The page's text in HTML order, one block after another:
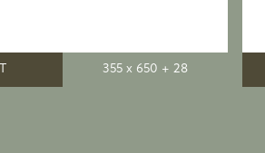
355 x 650 + 28